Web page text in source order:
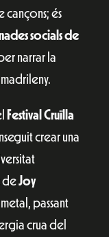
cançons; és
socials de
narrar la
Festival Cruïlla
crear una
deJoy
passant
crua del